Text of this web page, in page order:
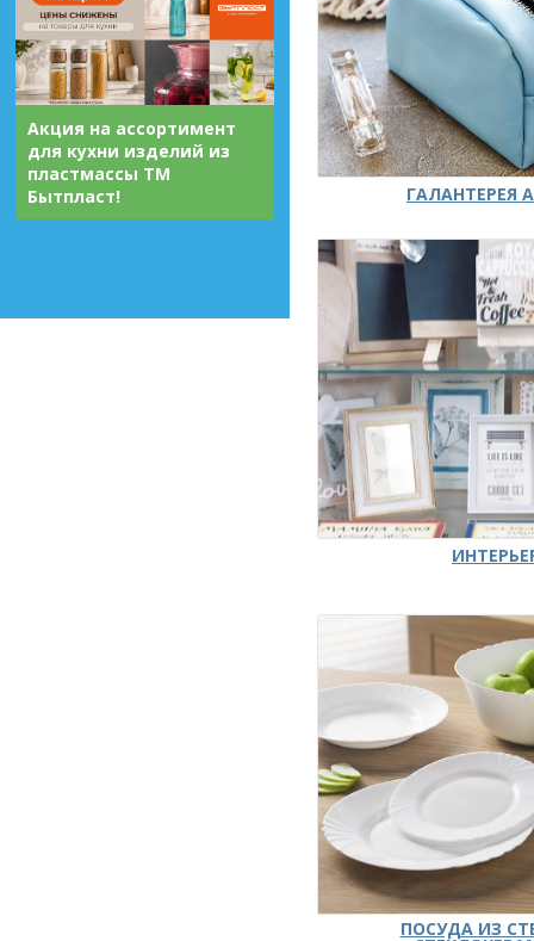
Акция на ассортимент
для кухни изделий из
пластмассы ТМ
Бытпласт!
ГАЛАНТЕРЕЯ
ПОСУДА ИЗ